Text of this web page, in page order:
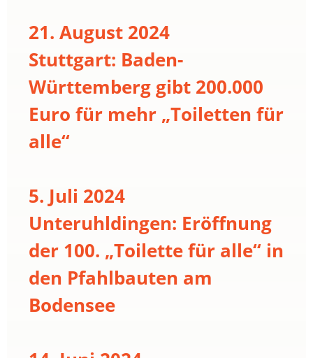
21. August 2024
Stuttgart: Baden-
Württemberg gibt 200.000
Euro für mehr „Toiletten für
alle“
5. Juli 2024
Unteruhldingen: Eröffnung
der 100. „Toilette für alle“ in
den Pfahlbauten am
Bodensee